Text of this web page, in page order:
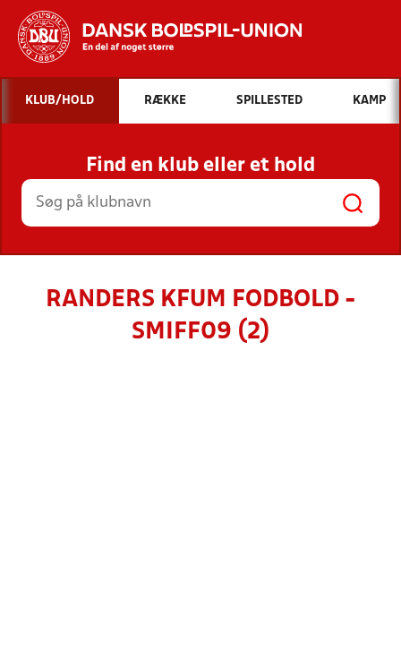
Hvad vil du søge efter?
INDHOLD OG NYHEDER
STILLINGER, RESULTATER, KLUBBER OG
HOLD
KLUB/HOLD RÆKKE SPILLESTED KAMP
Find en klub eller et hold
RANDERS KFUM FODBOLD -
SMIFF09 (2)